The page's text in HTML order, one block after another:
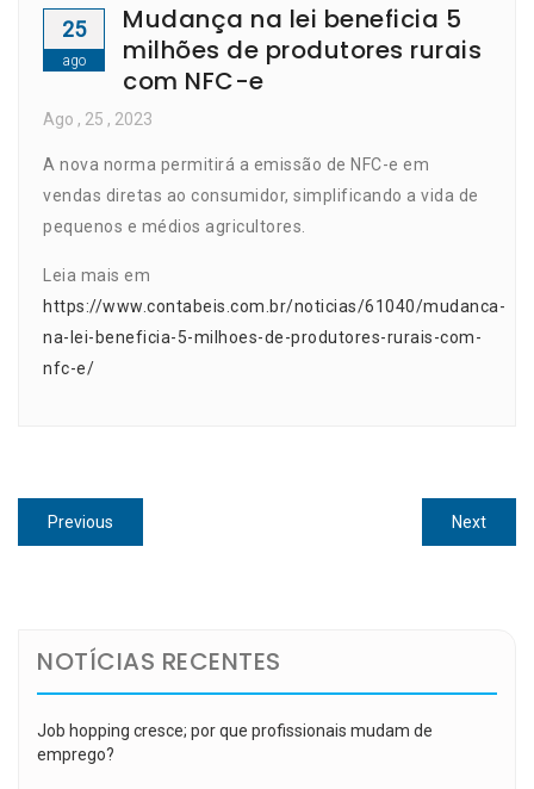
25
ago
Mudança na lei beneficia 5
milhões de produtores rurais
com NFC-e
Ago , 25 , 2023
A nova norma permitirá a emissão de NFC-e em
vendas diretas ao consumidor, simplificando a vida de
pequenos e médios agricultores.
Leia mais em
https://www.contabeis.com.br/noticias/61040/mudanca-
na-lei-beneficia-5-milhoes-de-produtores-rurais-com-
nfc-e/
Navegação
de
Previous
post:
NextNext
post:
NOTÍCIAS RECENTES
Job hopping cresce; por que profissionais mudam de
emprego?